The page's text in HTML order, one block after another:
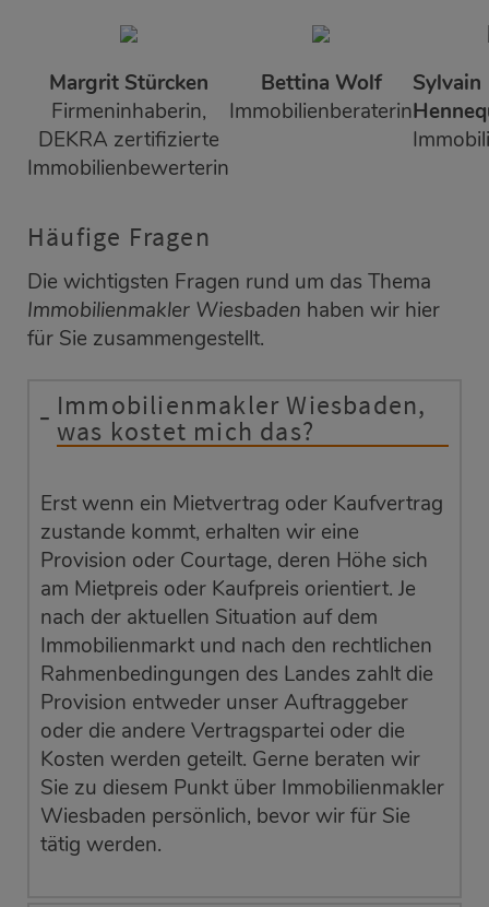
Margrit Stürcken
Firmeninhaberin,
DEKRA zertifizierte
Immobilienbewerterin
Bettina Wolf
Immobilienberaterin
Sylvain
Häufige Fragen
Die wichtigsten Fragen rund um das Thema
Immobilienmakler Wiesbaden haben wir hier
für Sie zusammengestellt.
Immobilienmakler Wiesbaden,
was kostet mich das?
Erst wenn ein Mietvertrag oder Kaufvertrag
zustande kommt, erhalten wir eine
Provision oder Courtage, deren Höhe sich
am Mietpreis oder Kaufpreis orientiert. Je
nach der aktuellen Situation auf dem
Immobilienmarkt und nach den rechtlichen
Rahmenbedingungen des Landes zahlt die
Provision entweder unser Auftraggeber
oder die andere Vertragspartei oder die
Kosten werden geteilt. Gerne beraten wir
Sie zu diesem Punkt über Immobilienmakler
Wiesbaden persönlich, bevor wir für Sie
tätig werden.